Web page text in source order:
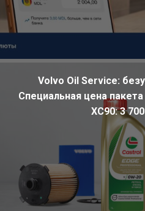
Volvo Oil Service:
Специальная цена
XC90: 3